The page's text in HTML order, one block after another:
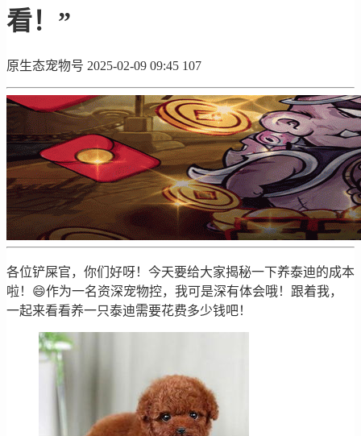
看！”
原生态宠物号 2025-02-09 09:45 107
各位铲屎官，你们好呀！今天要给大家揭秘一下养泰迪的成本
啦！😄作为一名资深宠物控，我可是深有体会哦！跟着我，
一起来看看养一只泰迪需要花费多少钱吧！